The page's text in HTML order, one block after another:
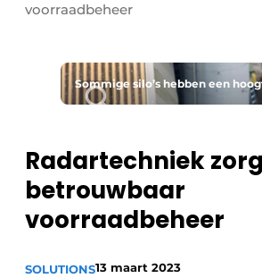
Eigen content aanleveren
Home
Meest gelezen
Podcasts
Privacy / Cookie statement
Vacature aanmelden
voorraadbeheer
Sommige silo’s hebben een
Radartechniek
betrouwbaar
voorraadbeheer
SOLUTIONS13 maart 2023